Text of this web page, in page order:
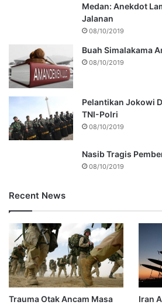
Medan: Anekdot
Jalanan
08/10/2019
Buah Simalakama
08/10/2019
Pelantikan Jokowi
TNI-Polri
08/10/2019
Nasib Tragis
08/10/2019
Recent News
Trauma Otak Ancam Masa
Iran